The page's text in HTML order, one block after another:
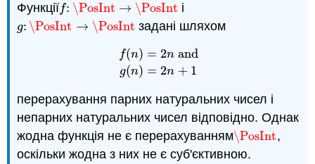
Функціїf: \PosInt → \PosInt
f:\PosInt→ \PosInt і
g: \PosInt → \PosInt
g: \PosInt→\PosInt задані шляхом
f(n)
g(n)
= 2n and
= 2n + 1
f( n)= andg(n
перерахування парних натуральних чисел і
непарних натуральних чисел відповідно. Однак
жодна функція не є перерахуванням\PosInt
\PosInt ,
оскільки жодна з них не є суб'єктивною.